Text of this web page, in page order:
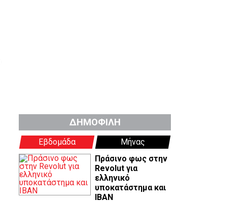
ΔΗΜΟΦΙΛΗ
Εβδομάδα
Μήνας
Πράσινο φως στην
Revolut για
ελληνικό
υποκατάστημα και
IBAN